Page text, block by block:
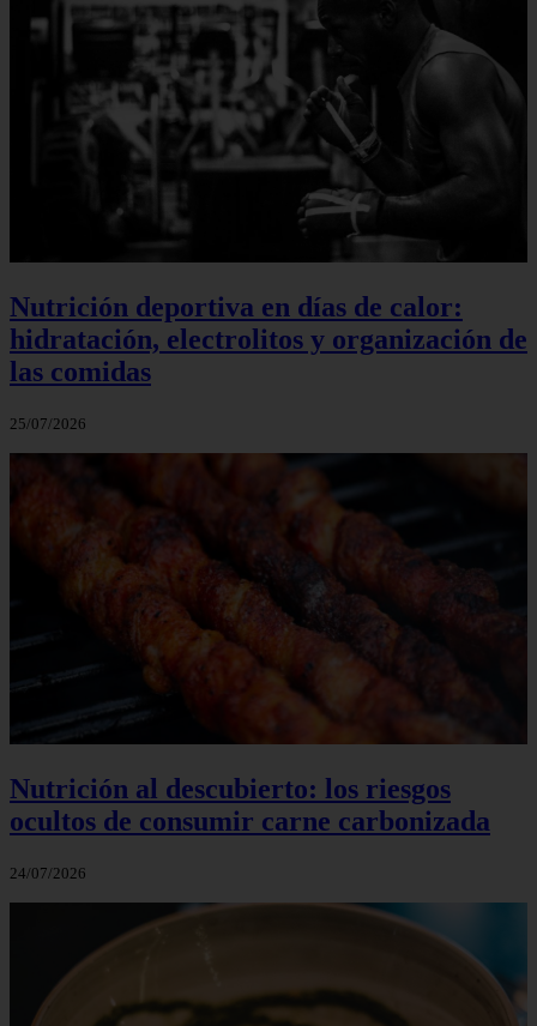
Nutrición deportiva en días de calor:
hidratación, electrolitos y organización de
las comidas
25/07/2026
Nutrición al descubierto: los riesgos
ocultos de consumir carne carbonizada
24/07/2026